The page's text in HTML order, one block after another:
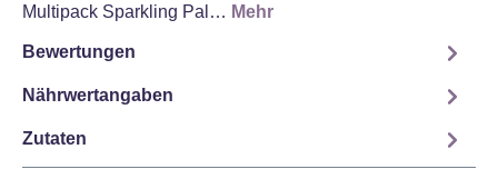
Multipack Sparkling Pal… Mehr
Bewertungen
Nährwertangaben
Zutaten